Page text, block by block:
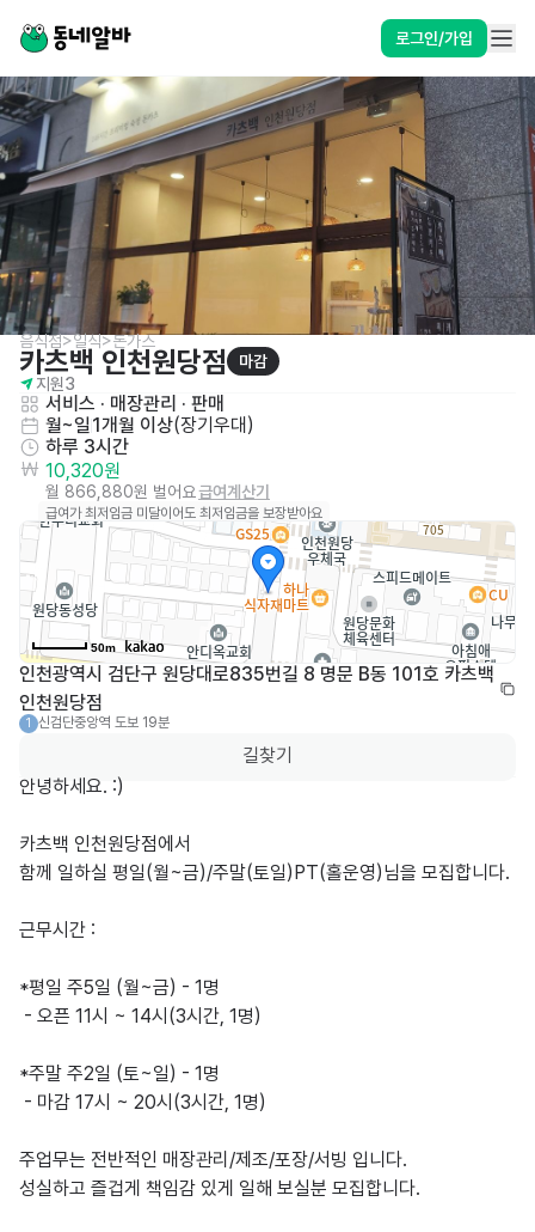
로그인/가입
음식점>일식>돈가스
카츠백 인천원당점
마감
지원3
서비스 · 매장관리 · 판매
월~일1개월 이상(장기우대 )
하루 3시간
10,320원
월 866,880원 벌어요급여계산기
급여가 최저임금 미달이어도 최저임금을 보장받아요
50m
인천광역시 검단구 원당대로835번길 8 명문 B동 101호 카츠백
인천원당점
1 신검단중앙역 도보 19분
길찾기
안녕하세요. :)
카츠백 인천원당점에서
함께 일하실 평일(월~금)/주말(토일)PT(홀운영)님을 모집합니다.
근무시간 :
*평일 주5일 (월~금) - 1명
*주말 주2일 (토~일) - 1명
주업무는 전반적인 매장관리/제조/포장/서빙 입니다.
성실하고 즐겁게 책임감 있게 일해 보실분 모집합니다.